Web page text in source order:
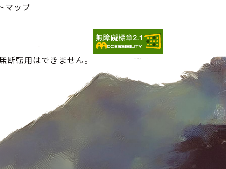
マップ
転用はできません。